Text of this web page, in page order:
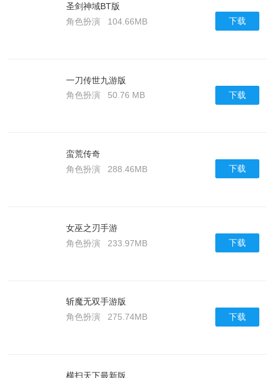
圣剑神域BT版
角色扮演
104.66MB 下载
一刀传世九游版
角色扮演
50.76 MB 下载
蛮荒传奇
角色扮演
288.46MB 下载
女巫之刃手游
角色扮演
233.97MB 下载
斩魔无双手游版
角色扮演
275.74MB 下载
横扫天下最新版